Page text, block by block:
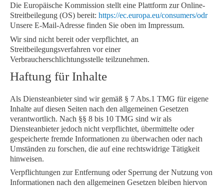
Die Europäische Kommission stellt eine Plattform zur Online-
Streitbeilegung (OS) bereit: https://ec.europa.eu/consumers/odr
Unsere E-Mail-Adresse finden Sie oben im Impressum.
Wir sind nicht bereit oder verpflichtet, an
Streitbeilegungsverfahren vor einer
Verbraucherschlichtungsstelle teilzunehmen.
Haftung für Inhalte
Als Diensteanbieter sind wir gemäß § 7 Abs.1 TMG für eigene
Inhalte auf diesen Seiten nach den allgemeinen Gesetzen
verantwortlich. Nach §§ 8 bis 10 TMG sind wir als
Diensteanbieter jedoch nicht verpflichtet, übermittelte oder
gespeicherte fremde Informationen zu überwachen oder nach
Umständen zu forschen, die auf eine rechtswidrige Tätigkeit
hinweisen.
Verpflichtungen zur Entfernung oder Sperrung der Nutzung von
Informationen nach den allgemeinen Gesetzen bleiben hiervon